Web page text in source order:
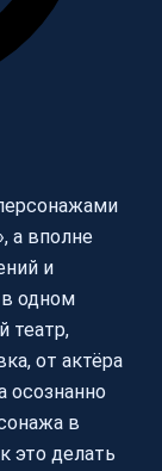
а вполне
и
в одном
театр,
от актёра
осознанно
в
это делать